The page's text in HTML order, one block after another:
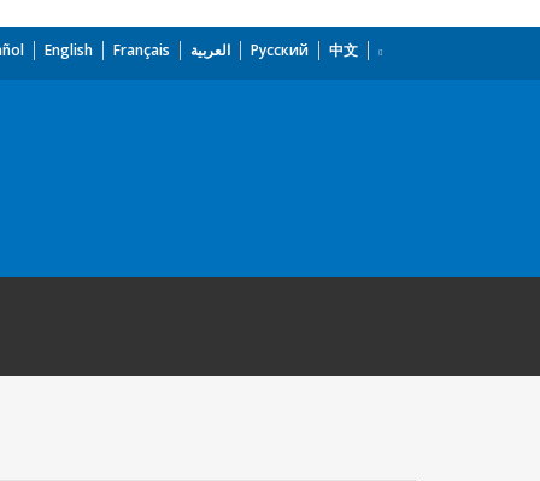
English Français العربية Русский 中文